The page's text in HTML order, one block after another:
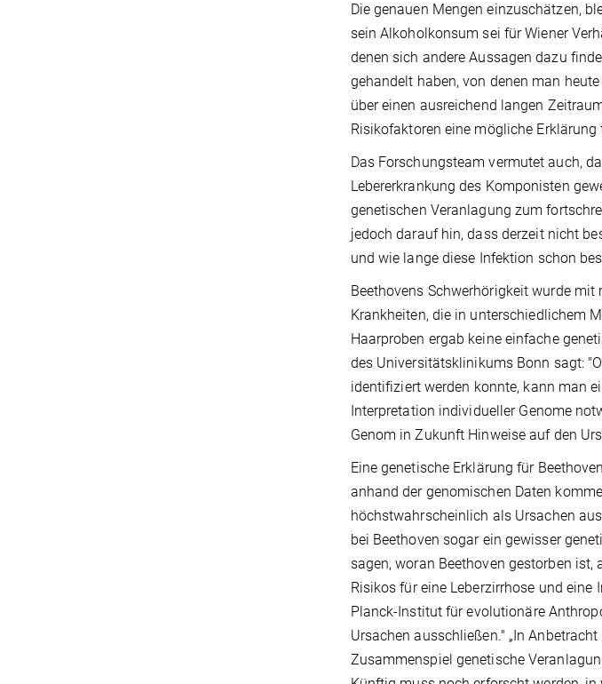
Die genauen Mengen einzuschätzen,
sein Alkoholkonsum sei für Wiener
denen sich andere Aussagen dazu
gehandelt haben, von denen man
über einen ausreichend langen
Risikofaktoren eine mögliche Erklärung
Das Forschungsteam vermutet auch,
Lebererkrankung des Komponisten
genetischen Veranlagung zum
jedoch darauf hin, dass derzeit nicht
und wie lange diese Infektion schon
Beethovens Schwerhörigkeit wurde
Krankheiten, die in unterschiedlichem
Haarproben ergab keine einfache
des Universitätsklinikums Bonn sagt:
identifiziert werden konnte, kann man
Interpretation individueller Genome
Genom in Zukunft Hinweise auf den
Eine genetische Erklärung für
anhand der genomischen Daten
höchstwahrscheinlich als Ursachen
bei Beethoven sogar ein gewisser
sagen, woran Beethoven gestorben
Risikos für eine Leberzirrhose und
Planck-Institut für evolutionäre
Ursachen ausschließen." „In
Zusammenspiel genetische